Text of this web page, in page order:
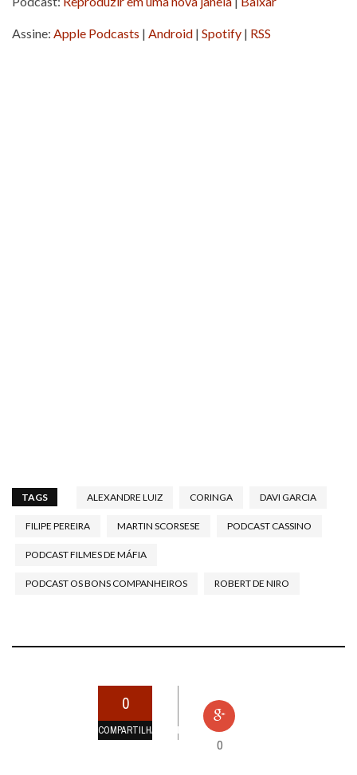
áudio
Assine: Apple Podcasts | Android | Spotify | RSS
TAGS ALEXANDRE LUIZ CORINGA DAVI GARCIA
FILIPE PEREIRA MARTIN SCORSESE PODCAST CASSINO
PODCAST FILMES DE MÁFIA
PODCAST OS BONS COMPANHEIROS ROBERT DE NIRO
0
COMPARTILHAMENTOS
0